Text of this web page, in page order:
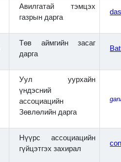
Авилгатай тэмцэх
газрын дарга
Төв аймгийн засаг
дарга
Уул уурхайн
үндэсний
ассоциацийн
Зөвлөлийн дарга
Нүүрс ассоциацийн
гүйцэтгэх захирал